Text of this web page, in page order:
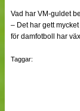
Vad har VM-guldet
– Det har gett
för damfotboll har
Taggar: